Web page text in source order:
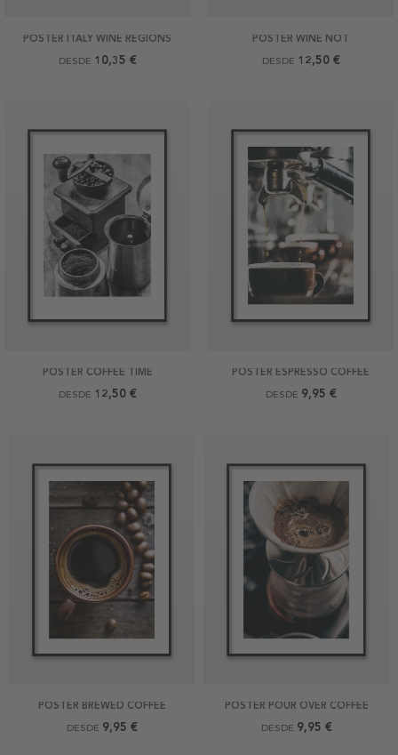
POSTER ITALY WINE REGIONS
DESDE 10,35 €
POSTER WINE NOT
DESDE 12,50 €
POSTER COFFEE TIME
DESDE 12,50 €
POSTER ESPRESSO COFFEE
DESDE 9,95 €
POSTER BREWED COFFEE
DESDE 9,95 €
POSTER POUR OVER COFFEE
DESDE 9,95 €